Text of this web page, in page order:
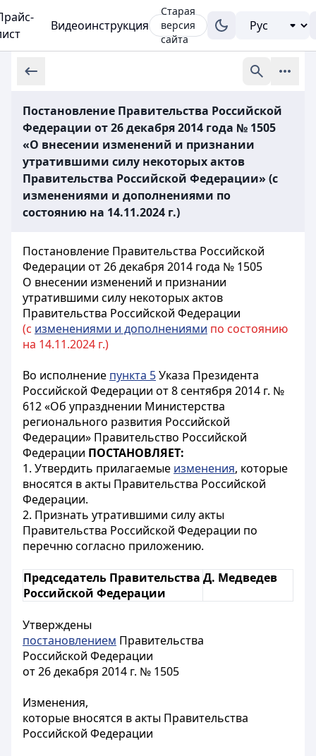
Видеоинструкция
Старая
версия
сайта
Постановление Правительства Российской
Федерации от 26 декабря 2014 года № 1505
«О внесении изменений и признании
утратившими силу некоторых актов
Правительства Российской Федерации» (с
изменениями и дополнениями по
состоянию на 14.11.2024 г.)
Постановление Правительства Российской
Федерации от 26 декабря 2014 года № 1505
О внесении изменений и признании
утратившими силу некоторых актов
Правительства Российской Федерации
(с изменениями и дополнениями по состоянию
на 14.11.2024 г.)
Во исполнение пункта 5Указа Президента
Российской Федерации от 8 сентября 2014 г. №
612 «Об упразднении Министерства
регионального развития Российской
Федерации» Правительство Российской
Федерации ПОСТАНОВЛЯЕТ:
1. Утвердить прилагаемые изменения, которые
вносятся в акты Правительства Российской
Федерации.
2. Признать утратившими силу акты
Правительства Российской Федерации по
перечню согласно приложению.
Председатель Правительства
Российской Федерации
Д. Медведев
Утверждены
постановлением Правительства
Российской Федерации
от 26 декабря 2014 г. № 1505
Изменения,
которые вносятся в акты Правительства
Российской Федерации